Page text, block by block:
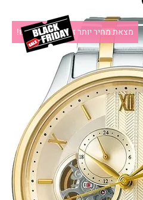
מצאת מחיר יותר זול?תקשרו אלינו!